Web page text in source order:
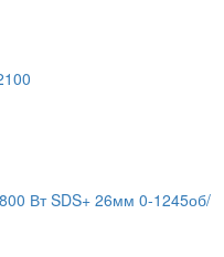
Вт SDS+ 26мм 0-1245об/